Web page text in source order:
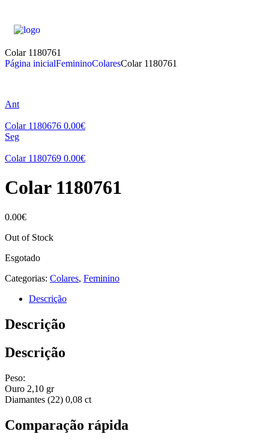
Colar 1180761
Página inicialFemininoColaresColar 1180761
Ant
Colar 1180676 0.00€
Seg
Colar 1180769 0.00€
Colar 1180761
0.00€
Out of Stock
Esgotado
Categorias: Colares, Feminino
Descrição
Descrição
Descrição
Peso:
Ouro 2,10 gr
Diamantes (22) 0,08 ct
Comparação rápida